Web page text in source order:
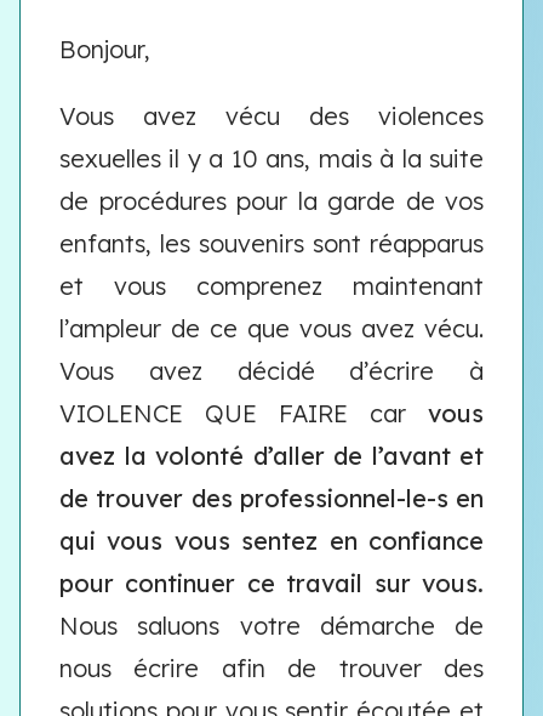
Bonjour,
Vous avez vécu des violences
sexuelles il y a 10 ans, mais à la suite
de procédures pour la garde de vos
enfants, les souvenirs sont réapparus
et vous comprenez maintenant
l’ampleur de ce que vous avez vécu.
Vous avez décidé d’écrire à
VIOLENCE QUE FAIRE car vous
avez la volonté d’aller de l’avant et
de trouver des professionnel-le-s en
qui vous vous sentez en confiance
pour continuer ce travail sur vous.
Nous saluons votre démarche de
nous écrire afin de trouver des